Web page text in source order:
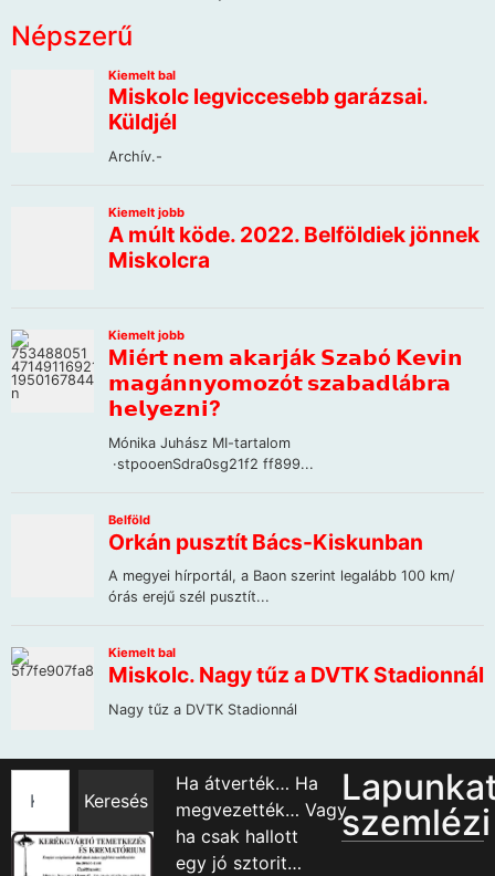
Népszerű
Keresés
Ha átverték… Ha
megvezették… Vagy
ha csak hallott
egy jó sztorit…
szemlézi